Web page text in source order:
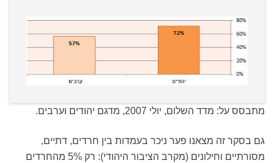
מתבסס על: מדד השלום, יולי 2007, מדגם יהודים וערבים.
גם בסקר זה מצאנו פער ניכר בעמדות בין חרדים, דתיים,
מסורתיים וחילונים (מקרב הציבור היהודי): רק 5% מהחרדים